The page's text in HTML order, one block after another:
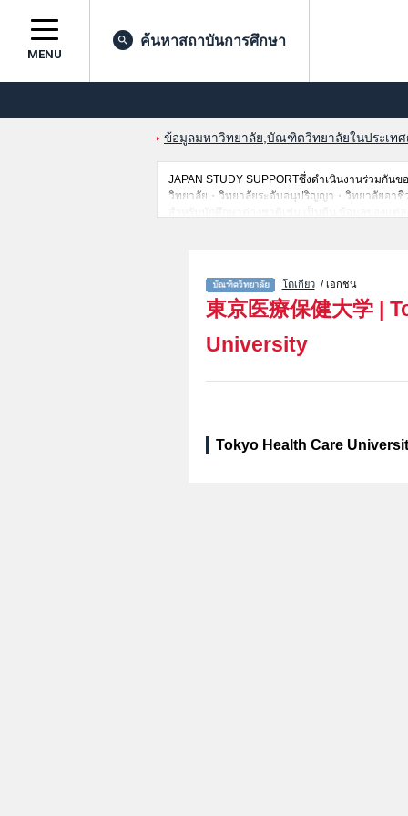
MENU
ค้นหาสถาบันการศึกษา
ข้อมูลมหาวิทยาลัย,บัณฑิตวิทยาลัยในประเท
JAPAN STUDY SUPPORTซึ่งดำเนินงานร่วมกั
วิทยาลัย・วิทยาลัยระดับอนุปริญญา・วิทยาลัยอาชี
สำหรับนักศึกษาต่างชาติเช่น เป็นต้น,ข้อมูลของแต่
โตเกียว/ เอกชน
東京医療保健大学 |
University
Tokyo Health Care